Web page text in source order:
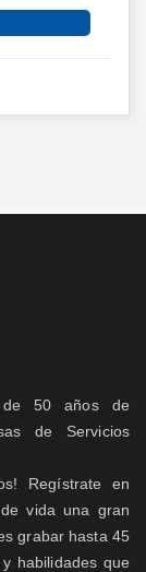
de 50 años de
de Servicios
Regístrate en
vida una gran
grabar hasta 45
habilidades que